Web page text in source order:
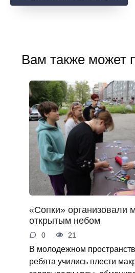
Вам также может
«Сопки» организовали
открытым небом
0 21
В молодежном
ребята учились плести